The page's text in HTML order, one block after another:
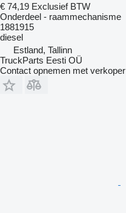
€ 74,19 Exclusief BTW
Onderdeel - raammechanisme
1881915
diesel
Estland, Tallinn
TruckParts Eesti OÜ
Contact opnemen met verkoper